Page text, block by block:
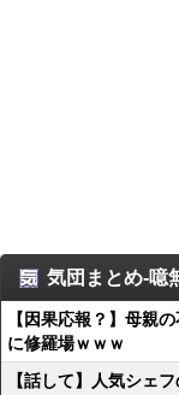
気団まとめ-噫
【因果応報？】母親
に修羅場ｗｗｗ
【話して】人気シェ